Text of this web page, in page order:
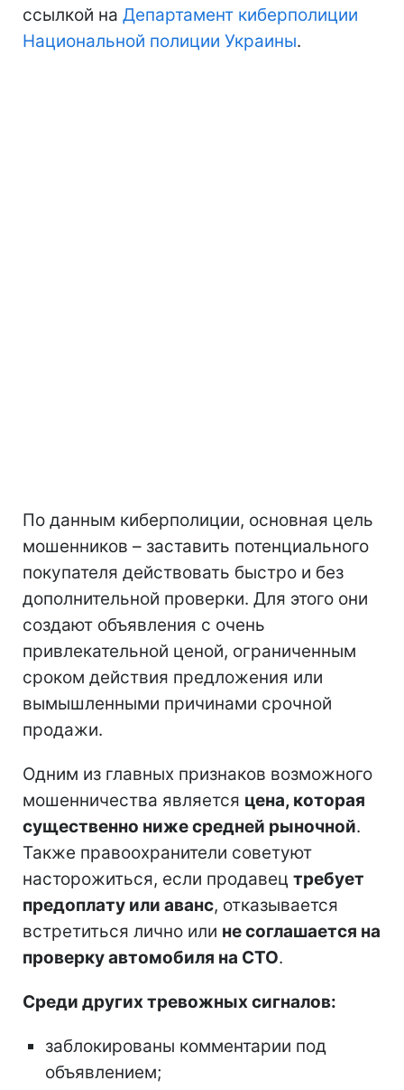
ссылкой на Департамент киберполиции
Национальной полиции Украины.
По данным киберполиции, основная цель
мошенников – заставить потенциального
покупателя действовать быстро и без
дополнительной проверки. Для этого они
создают объявления с очень
привлекательной ценой, ограниченным
сроком действия предложения или
вымышленными причинами срочной
продажи.
Одним из главных признаков возможного
мошенничества является цена, которая
существенно ниже средней рыночной.
Также правоохранители советуют
насторожиться, если продавец требует
предоплату или аванс, отказывается
встретиться лично или не соглашается на
проверку автомобиля на СТО.
Среди других тревожных сигналов:
заблокированы комментарии под
объявлением;